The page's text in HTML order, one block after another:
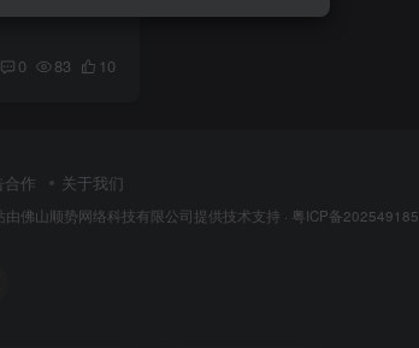
0 83 10
合作 关于我们
由佛山顺势网络科技有限公司提供技术支持 · 粤ICP备